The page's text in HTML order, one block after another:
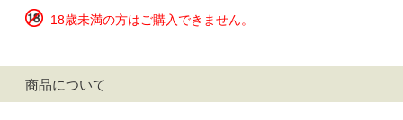
18歳未満の方はご購入できません。
商品について